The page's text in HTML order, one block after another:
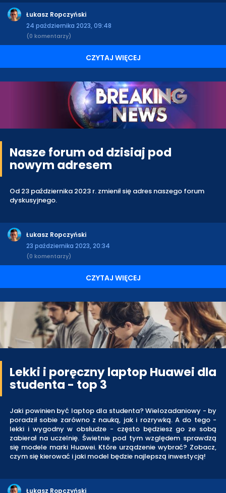
Łukasz Ropczyński
24 października 2023, 09:48
(0 komentarzy)
CZYTAJ WIĘCEJ
Nasze forum od dzisiaj pod
nowym adresem
Od 23 października 2023 r. zmienił się adres naszego forum
dyskusyjnego.
Łukasz Ropczyński
23 października 2023, 20:34
(0 komentarzy)
CZYTAJ WIĘCEJ
Lekki i poręczny laptop Huawei dla
studenta - top 3
Jaki powinien być laptop dla studenta? Wielozadaniowy - by
poradził sobie zarówno z nauką, jak i rozrywką. A do tego -
lekki i wygodny w obsłudze - często będziesz go ze sobą
zabierał na uczelnię. Świetnie pod tym względem sprawdzą
się modele marki Huawei. Które urządzenie wybrać? Zobacz,
czym się kierować i jaki model będzie najlepszą inwestycją!
Łukasz Ropczyński